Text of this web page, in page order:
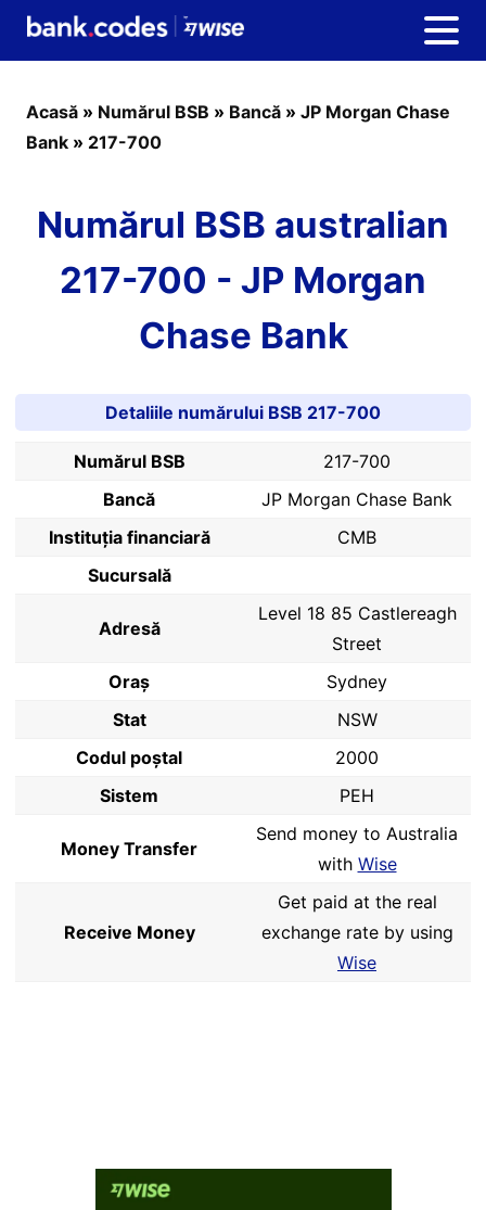
Acasă » Numărul BSB » Bancă » JP Morgan Chase
Bank » 217-700
Numărul BSB australian
217-700 - JP Morgan
Chase Bank
Detaliile numărului BSB 217-700
Numărul BSB
217-700
Bancă
JP Morgan Chase Bank
Instituția financiară
CMB
Sucursală
Adresă
Level 18 85 Castlereagh
Street
Oraș
Sydney
Stat
NSW
Codul poştal
2000
Sistem
PEH
Money Transfer
Send money to Australia
with Wise
Receive Money
Get paid at the real
exchange rate by using
Wise